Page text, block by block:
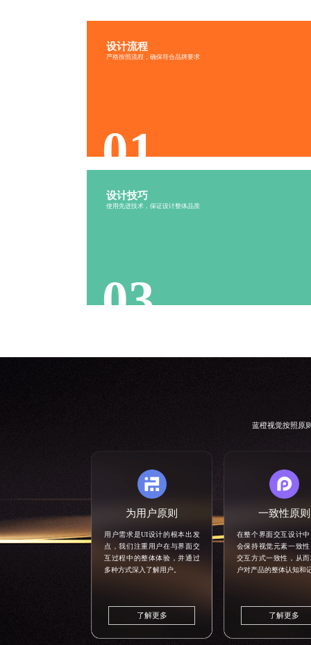
设计流程
严格按照流程，确保符合品牌要求
01
设计技巧
使用先进技术，保证设计整体品质
03
蓝橙视觉按照原
为用户原则
用户需求是UI设计的根本出发
点，我们注重用户在与界面交
互过程中的整体体验，并通过
多种方式深入了解用户。
了解更多
一致性原则
在整个界面交互设计
会保持视觉元素一致
交互方式一致性，从
户对产品的整体认知和
了解更多